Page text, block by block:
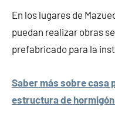
En los lugares de
puedan realizar obras
prefabricado para la
Saber más sobre
estructura de hormigón